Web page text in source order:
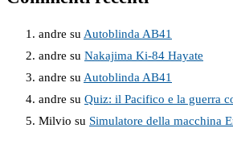
andre su Autoblinda AB41
andre su Nakajima Ki-84 Hayate
andre su Autoblinda AB41
andre su Quiz: il Pacifico e la guerra
Milvio su Simulatore della macchina